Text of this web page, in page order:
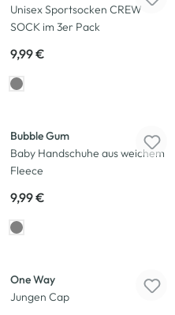
Unisex Sportsocken CREW
SOCK im 3er Pack
9,99 €
Bubble Gum
Baby Handschuhe aus weichem
Fleece
9,99 €
One Way
Jungen Cap